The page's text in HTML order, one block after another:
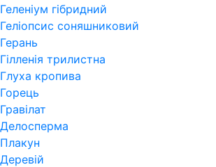
Геленіум гібридний
Геліопсис соняшниковий
Герань
Гiлленiя трилистна
Глуха кропива
Горець
Гравілат
Делосперма
Плакун
Деревій